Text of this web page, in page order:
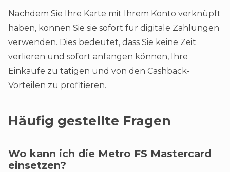
Nachdem Sie Ihre Karte mit Ihrem Konto verknüpft
haben, können Sie sie sofort für digitale Zahlungen
verwenden. Dies bedeutet, dass Sie keine Zeit
verlieren und sofort anfangen können, Ihre
Einkäufe zu tätigen und von den Cashback-
Vorteilen zu profitieren​.
Häufig gestellte Fragen
Wo kann ich die Metro FS Mastercard
einsetzen?